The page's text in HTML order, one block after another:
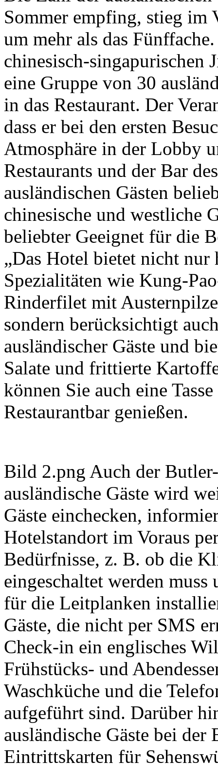
Sommer empfing, stieg im
um mehr als das
chinesisch-singapurischen
eine Gruppe von 30
in das Restaurant. Der
dass er bei den ersten
Atmosphäre in der Lobby
Restaurants und der Bar
ausländischen Gästen
chinesische und westliche
beliebter Geeignet für die
„Das Hotel bietet nicht nur
Spezialitäten wie Kung-
Rinderfilet mit
sondern berücksichtigt
ausländischer Gäste und
Salate und frittierte
können Sie auch eine
Restaurantbar genießen.
Bild 2.png Auch der
ausländische Gäste wird
Gäste einchecken,
Hotelstandort im Voraus
Bedürfnisse, z. B. ob die
eingeschaltet werden
für die Leitplanken
Gäste, die nicht per SMS
Check-in ein englisches
Frühstücks- und
Waschküche und die
aufgeführt sind. Darüber
ausländische Gäste bei
Eintrittskarten für